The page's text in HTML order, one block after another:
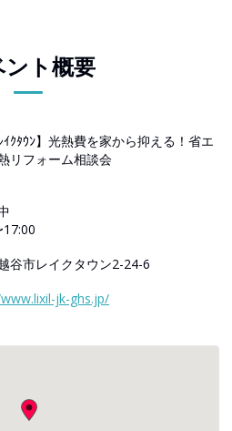
ント概要
ﾚｲｸﾀｳﾝ】光熱費を家から抑える！省エ
リフォーム相談会
17:00
谷市レイクタウン2-24-6
jk-ghs.jp/